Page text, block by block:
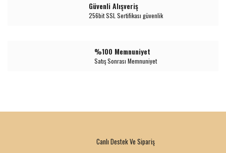
Güvenli Alışveriş
256bit SSL Sertifikası güvenlik
%100 Memnuniyet
Satış Sonrası Memnuniyet
Canlı Destek Ve Sipariş